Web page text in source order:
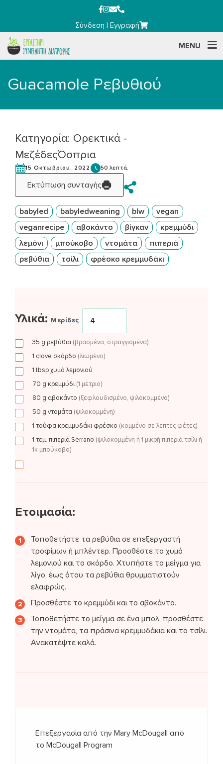
Σύνδεση |Εγγραφή
MENU
Guacamole Ρεβυθιού
Κατηγορία: Ορεκτικά -
ΜεζέδεςΌσπρια
15 Οκτωβρίου, 2022 50 λεπτά.
Εκτύπωση συνταγής
babyled babyledweaning blw
vegan
veganrecipe
αβοκάντο βίγκαν
κρεμμύδι
λεμόνι
μπούκοβο ντομάτα
πιπεριά
ρεβύθια
τσίλι φρέσκο κρεμμυδάκι
Υλικά: Μερίδες
35 g ρεβύθια (βρασμένα, στραγγισμένα)
1 clove σκόρδο (λιωμένο)
1 tbspχυμό λεμονιού
70 g κρεμμύδι (1 μέτριο)
80 g αβοκάντο (ξεφλουδισμένο, ψιλοκομμένο)
50 g ντομάτα (ψιλοκομμένη)
1 τούφα κρεμμυδάκι φρέσκο (κομμένο σε λεπτές φέτες)
1 τεμ.πιπεριά Serrano (ψιλοκομμένη ή 1 μικρή πιπεριά τσίλι ή
1κ μπούκοβο)
Ετοιμασία:
Τοποθετήστε τα ρεβύθια σε επεξεργαστή
τροφίμων ή μπλέντερ. Προσθέστε το χυμό
λεμονιού και το σκόρδο. Χτυπήστε το μείγμα για
λίγο, έως ότου τα ρεβύθια θρυμματιστούν
ελαφρώς.
Προσθέστε το κρεμμύδι και το αβοκάντο.
Τοποθετήστε το μείγμα σε ένα μπολ, προσθέστε
την ντομάτα, τα πράσινα κρεμμυδάκια και το τσίλι.
Ανακατέψτε καλά.
Επεξεργασία από την Mary McDougall από
το McDougall Program